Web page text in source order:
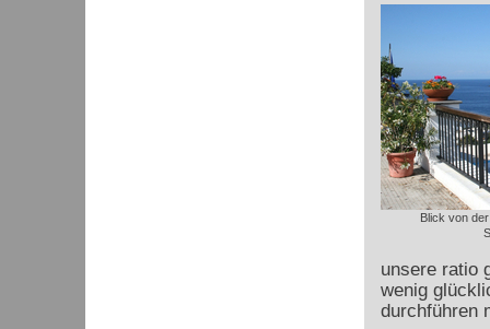
Blick von
unsere ratio
wenig
durchführen